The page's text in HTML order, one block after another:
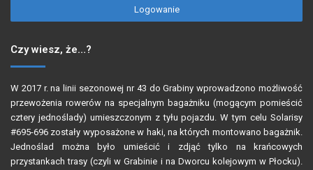
Logowanie
Czy wiesz, że…?
W 2017 r. na linii sezonowej nr 43 do Grabiny wprowadzono możliwość
przewożenia rowerów na specjalnym bagażniku (mogącym pomieścić
cztery jednoślady) umieszczonym z tyłu pojazdu. W tym celu Solarisy
#695-696 zostały wyposażone w haki, na których montowano bagażnik.
Jednoślad można było umieścić i zdjąć tylko na krańcowych
przystankach trasy (czyli w Grabinie i na Dworcu kolejowym w Płocku).